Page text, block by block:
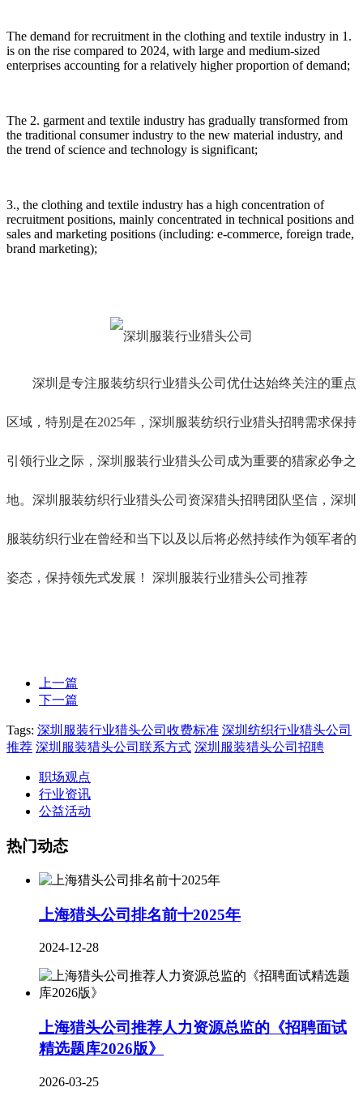
The demand for recruitment in the clothing and textile industry in 1.
is on the rise compared to 2024, with large and medium-sized
enterprises accounting for a relatively higher proportion of demand;
The 2. garment and textile industry has gradually transformed from
the traditional consumer industry to the new material industry, and
the trend of science and technology is significant;
3., the clothing and textile industry has a high concentration of
recruitment positions, mainly concentrated in technical positions and
sales and marketing positions (including: e-commerce, foreign trade,
brand marketing);
深圳是专注服装纺织行业猎头公司优仕达始终关注的重点
区域，特别是在2025年， 深圳服装纺织行业猎头招聘需求保持
引领行业之际，深圳服装行业猎头公司成为重要的猎家必争之
地。深圳服装纺织行业猎头公司资深猎头招聘团队坚信，深圳
服装纺织行业在曾经和当下以及以后将必然持续作为领军者的
姿态，保持领先式发展！ 深圳服装行业猎头公司推荐
上一篇
下一篇
Tags: 深圳服装行业猎头公司收费标准 深圳纺织行业猎头公司
推荐 深圳服装猎头公司联系方式 深圳服装猎头公司招聘
职场观点
行业资讯
公益活动
热门动态
上海猎头公司排名前十2025年
2024-12-28
上海猎头公司推荐人力资源总监的《招聘面试
精选题库2026版》
2026-03-25